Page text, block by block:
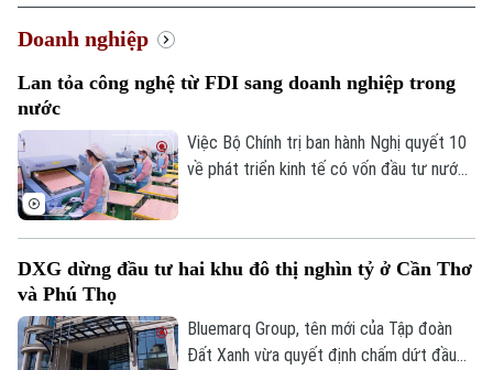
Doanh nghiệp
Lan tỏa công nghệ từ FDI sang doanh nghiệp trong
nước
Việc Bộ Chính trị ban hành Nghị quyết 10
về phát triển kinh tế có vốn đầu tư nước
nâng cao năng lực doanh nghiệp trong
DXG dừng đầu tư hai khu đô thị nghìn tỷ ở Cần Thơ
và Phú Thọ
Bluemarq Group, tên mới của Tập đoàn
Đất Xanh vừa quyết định chấm dứt đầu